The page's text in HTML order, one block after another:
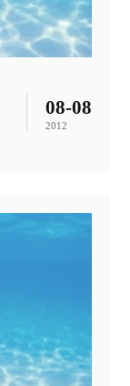
08-08
2012